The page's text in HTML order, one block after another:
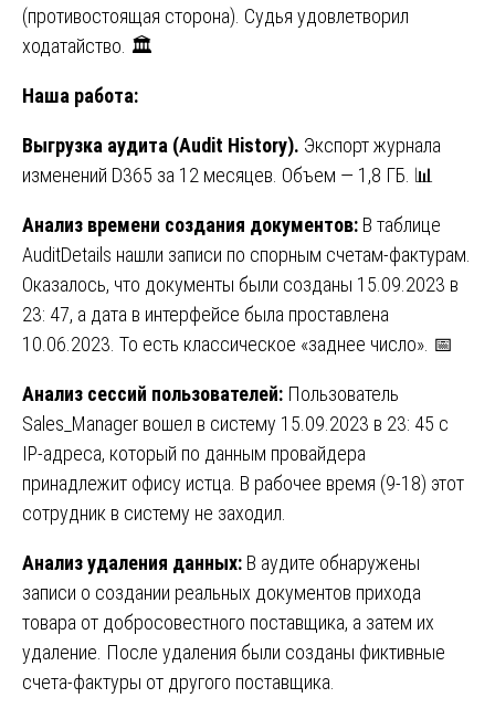
(противостоящая сторона). Судья удовлетворил
ходатайство. 🏛️
Наша работа:
Выгрузка аудита (Audit History). Экспорт журнала
изменений D365 за 12 месяцев. Объем — 1,8 ГБ. 📊
Анализ времени создания документов: В таблице
AuditDetails нашли записи по спорным счетам-фактурам.
Оказалось, что документы были созданы 15.09.2023 в
23: 47, а дата в интерфейсе была проставлена
10.06.2023. То есть классическое «заднее число». 📅
Анализ сессий пользователей: Пользователь
Sales_Manager вошел в систему 15.09.2023 в 23: 45 с
IP-адреса, который по данным провайдера
принадлежит офису истца. В рабочее время (9-18) этот
сотрудник в систему не заходил.
Анализ удаления данных: В аудите обнаружены
записи о создании реальных документов прихода
товара от добросовестного поставщика, а затем их
удаление. После удаления были созданы фиктивные
счета-фактуры от другого поставщика.